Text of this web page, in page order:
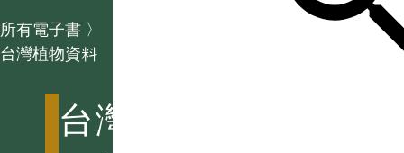
所有電子書 〉
台灣植物資料
台灣植物資料